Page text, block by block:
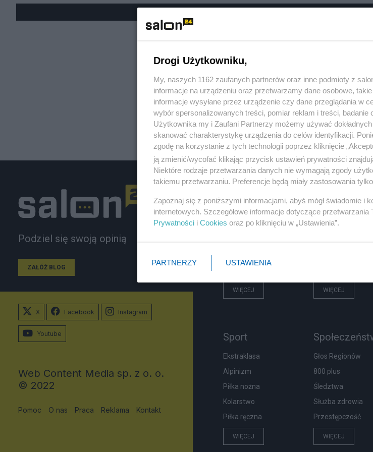
Podziel się swoją opinią
ZAŁÓŻ BLOG
Rosja
PiS
WIĘCEJ
Biznes
Pieniądze
WIĘCEJ
Sport
Ekstraklasa
Alpinizm
Piłka nożna
Kolarstwo
Piłka ręczna
WIĘCEJ
Głos Regionów
800 plus
Śledztwa
Służba zdrowia
Przestępczość
WIĘCEJ
X Facebook Instagram
Youtube
Web Content Media sp. z o. o.
© 2022
Pomoc O nas Praca Reklama Kontakt
Drogi Użytkowniku,
My, naszych 1162 zaufanych partnerów oraz inne podmioty z
informacje na urządzeniu oraz przetwarzamy dane osobowe,
informacje wysyłane przez urządzenie czy dane przeglądania w
wybór spersonalizowanych treści, pomiar reklam i treści, badanie
Użytkownika my i Zaufani Partnerzy możemy używać
skanować charakterystykę urządzenia do celów identyfikacji.
zgodę na korzystanie z tych technologii poprzez kliknięcie
ją zmienić/wycofać klikając przycisk ustawień prywatności
Niektóre rodzaje przetwarzania danych nie wymagają zgody
takiemu przetwarzaniu. Preferencje będą miały zastosowania
Zapoznaj się z poniższymi informacjami, abyś mógł świadomie i
internetowych. Szczegółowe informacje dotyczące
Prywatności i Cookies oraz po kliknięciu w „Ustawienia”.
PARTNERZY USTAWIENIA